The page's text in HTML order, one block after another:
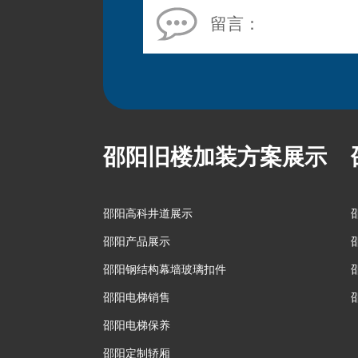
留言：
邵阳旧楼加装方案展示
邵阳高科井道展示
邵阳产品展示
邵阳钢结构幕墙玻璃扣件
邵阳电梯销售
邵阳电梯保养
邵阳定制轿厢